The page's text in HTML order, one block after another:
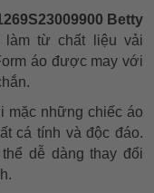
Betty
làm từ chất liệu vải
áo được may với
mặc những chiếc áo
cá tính và độc đáo.
dễ dàng thay đổi